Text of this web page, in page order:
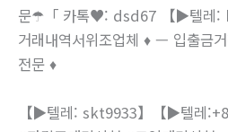
문☂「 카톡♥: dsd67 【▶텔레:
거래내역서위조업체 ♦ — 입출금
전문 ♦
【▶텔레: skt9933】【▶텔레